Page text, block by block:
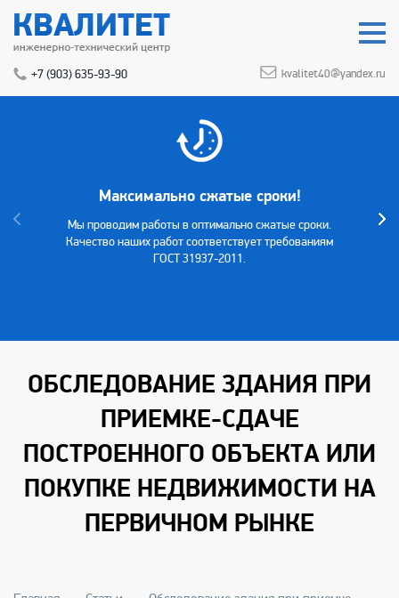
+7 (903) 635-93-90 kvalitet40@yandex.ru
Максимально сжатые сроки!
Мы проводим работы в оптимально сжатые сроки.
Качество наших работ соответствует требованиям
ГОСТ 31937-2011.
ОБСЛЕДОВАНИЕ ЗДАНИЯ ПРИ
ПРИЕМКЕ-СДАЧЕ
ПОСТРОЕННОГО ОБЪЕКТА ИЛИ
ПОКУПКЕ НЕДВИЖИМОСТИ НА
ПЕРВИЧНОМ РЫНКЕ